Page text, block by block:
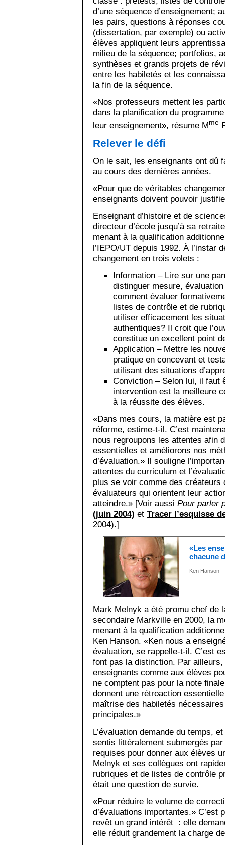
d’une séquence d’enseignement;
les pairs, questions à réponses
(dissertation, par exemple) ou
élèves appliquent leurs
milieu de la séquence; portfolios,
synthèses et grands projets de
entre les habiletés et les
la fin de la séquence.
«Nos professeurs mettent les
dans la planification du
leur enseignement», résume Mme
Relever le défi
On le sait, les enseignants ont dû
au cours des dernières années.
«Pour que de véritables
enseignants doivent pouvoir
Enseignant d’histoire et de
directeur d’école jusqu’à sa
menant à la qualification
l’IEPO/UT depuis 1992. À l’instar
changement en trois volets :
Information – Lire sur une
distinguer mesure,
comment évaluer
listes de contrôle et de
utiliser efficacement les
authentiques? Il croit que
constitue un excellent point
Application – Mettre les
pratique en concevant et
utilisant des situations
Conviction – Selon lui, il faut
intervention est la meilleure
à la réussite des élèves.
«Dans mes cours, la matière est
réforme, estime-t-il. C’est
nous regroupons les attentes afin
essentielles et améliorons nos
d’évaluation.» Il souligne
attentes du curriculum et
plus se voir comme des créateurs
évaluateurs qui orientent leur
atteindre.» [Voir aussi Pour parler
(juin 2004) et Tracer l’esquisse
2004).]
«Les
chacune
Ken Hanson
Mark Melnyk a été promu chef de
secondaire Markville en 2000, la
menant à la qualification
Ken Hanson. «Ken nous a
évaluation, se rappelle-t-il. C’est
font pas la distinction. Par
enseignants comme aux élèves
ne comptent pas pour la note
donnent une rétroaction
maîtrise des habiletés
principales.»
L’évaluation demande du temps,
sentis littéralement submergés
requises pour donner aux élèves
Melnyk et ses collègues ont
rubriques et de listes de contrôle
était une question de survie.
«Pour réduire le volume de
d’évaluations importantes.»
revêt un grand intérêt : elle
elle réduit grandement la charge